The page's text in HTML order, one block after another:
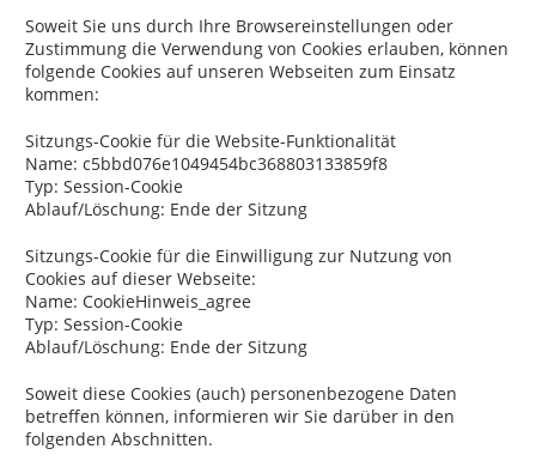
Soweit Sie uns durch Ihre Browsereinstellungen oder
Zustimmung die Verwendung von Cookies erlauben, können
folgende Cookies auf unseren Webseiten zum Einsatz
kommen:
Sitzungs-Cookie für die Website-Funktionalität
Name: c5bbd076e1049454bc368803133859f8
Typ: Session-Cookie
Ablauf/Löschung: Ende der Sitzung
Sitzungs-Cookie für die Einwilligung zur Nutzung von
Cookies auf dieser Webseite:
Name: CookieHinweis_agree
Typ: Session-Cookie
Ablauf/Löschung: Ende der Sitzung
Soweit diese Cookies (auch) personenbezogene Daten
betreffen können, informieren wir Sie darüber in den
folgenden Abschnitten.